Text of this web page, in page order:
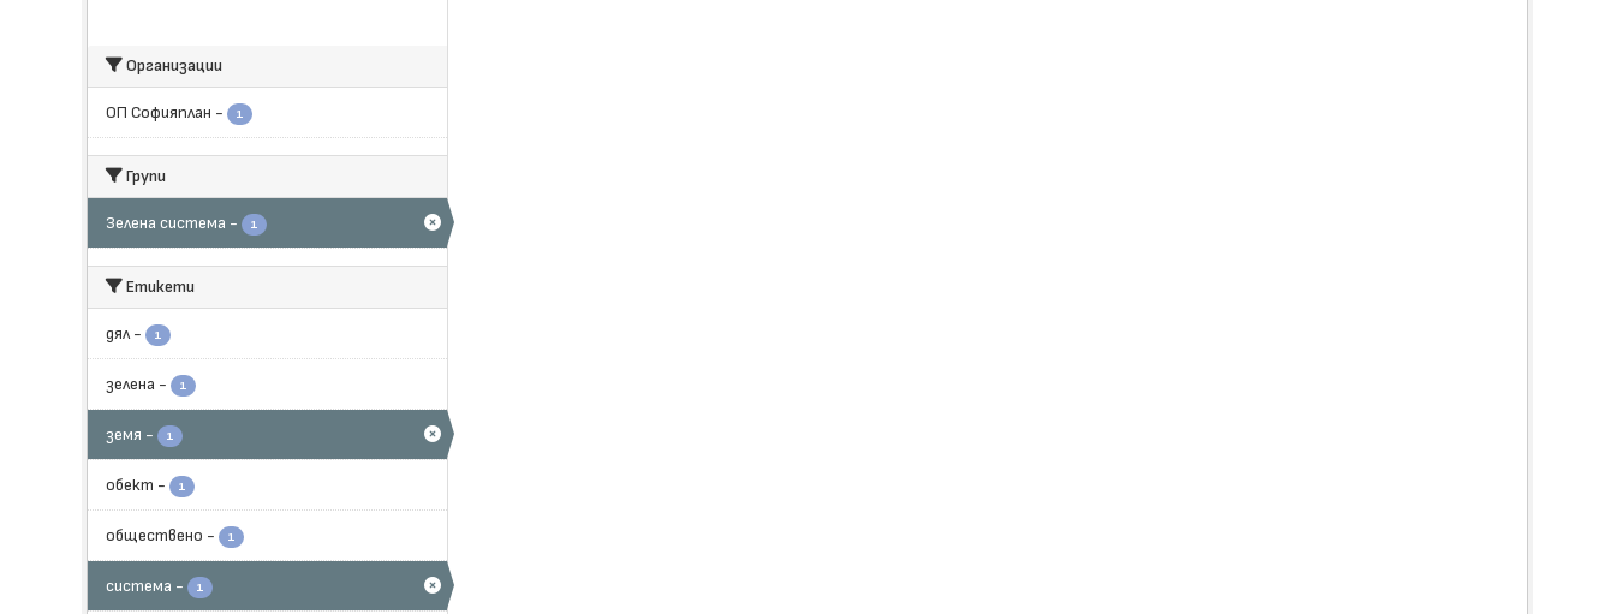
Организации
ОП Софияплан - 1
Групи
Зелена система - 1
Етикети
дял - 1
зелена - 1
земя - 1
обект - 1
обществено - 1
система - 1